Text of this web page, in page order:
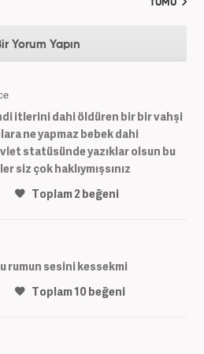
TÜMÜ
Yorum Yapın
itlerini dahi öldüren bir bir vahşi
ne yapmaz bebek dahi
statüsünde yazıklar olsun bu
siz çok haklıymışsınız
Toplam2 beğeni
rumun sesini kessekmi
Toplam10beğeni